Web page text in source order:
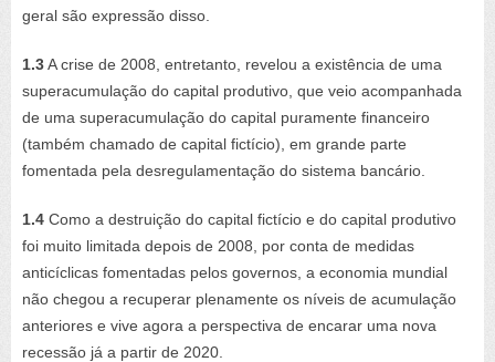
geral são expressão disso.
1.3A crise de 2008, entretanto, revelou a existência de uma
superacumulação do capital produtivo, que veio acompanhada
de uma superacumulação do capital puramente financeiro
(também chamado de capital fictício), em grande parte
fomentada pela desregulamentação do sistema bancário.
1.4 Como a destruição do capital fictício e do capital produtivo
foi muito limitada depois de 2008, por conta de medidas
anticíclicas fomentadas pelos governos, a economia mundial
não chegou a recuperar plenamente os níveis de acumulação
anteriores e vive agora a perspectiva de encarar uma nova
recessão já a partir de 2020.